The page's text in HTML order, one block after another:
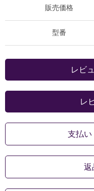
販売価格
型番
レビ
レ
支払い
返